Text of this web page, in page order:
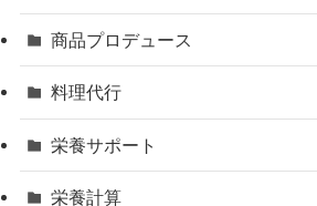
商品プロデュース
料理代行
栄養サポート
栄養計算